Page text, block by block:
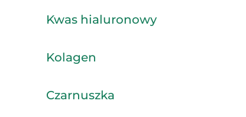
Kwas hialuronowy
Kolagen
Czarnuszka